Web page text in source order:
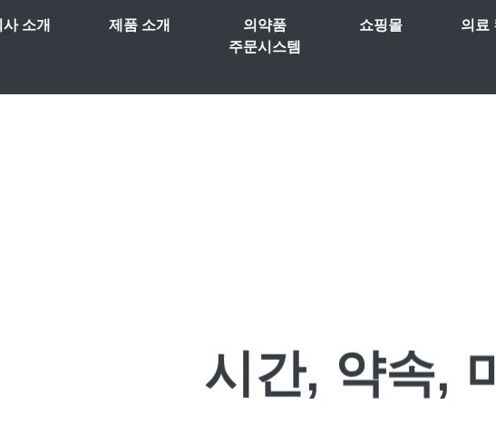
사 소개 제품 소개
의약품
주문시스템
쇼핑몰 의료
시간, 약속,